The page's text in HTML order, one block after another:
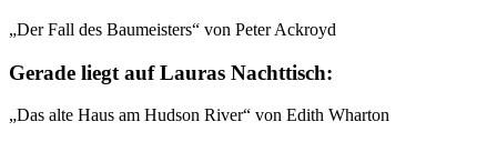
„Der Fall des Baumeisters“ von Peter Ackroyd
Gerade liegt auf Lauras Nachttisch:
„Das alte Haus am Hudson River“ von Edith Wharton